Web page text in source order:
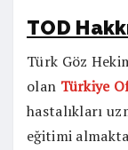
TOD
Türk Göz
olan Türkiye
hastalıkları
eğitimi